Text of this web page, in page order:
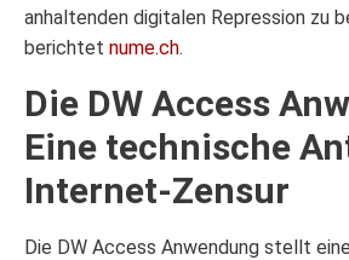
anhaltenden digitalen Repression zu
berichtet nume.ch.
Die DW Access
Eine technische
Internet-Zensur
Die DW Access Anwendung stellt